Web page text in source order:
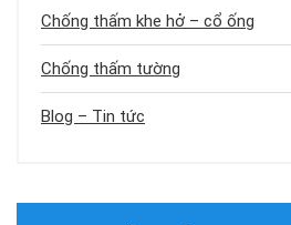
Chống thấm khe hở – cổ ống
Chống thấm tường
Blog – Tin tức